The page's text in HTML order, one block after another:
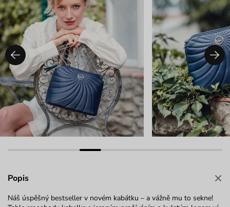
Popis
Náš úspěšný bestseller v novém kabátku – a vážně mu to sekne!